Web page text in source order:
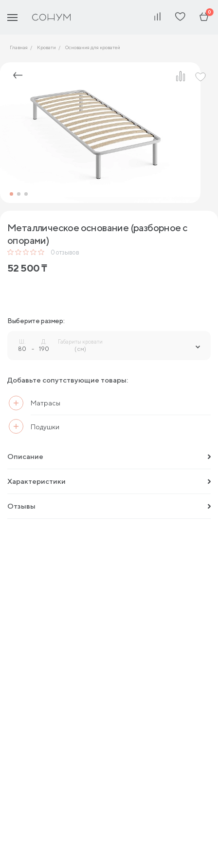
0
Главная Кровати Основания для кроватей
Металлическое основание (разборное с
опорами)
0 отзывов
52 500₸
Выберите размер:
Ш.
80 -
Д.
190
Габариты кровати
( см)
Добавьте сопутствующие товары:
Матрасы
Подушки
Описание
Характеристики
Отзывы